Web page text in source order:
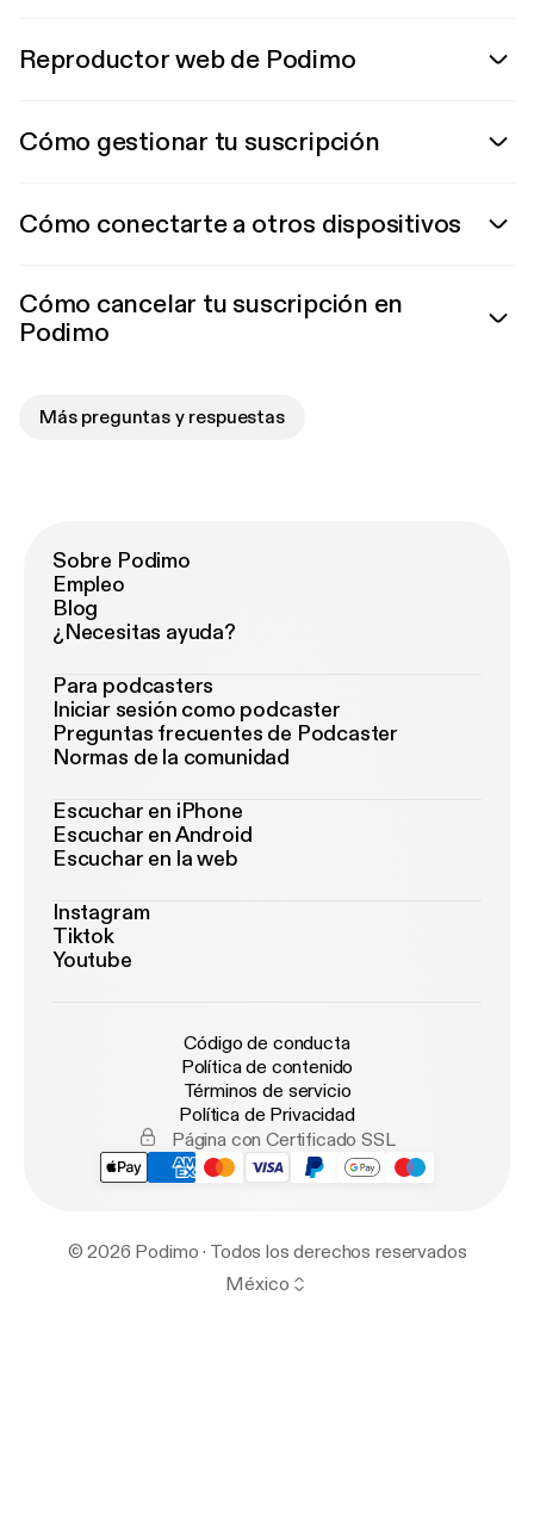
Reproductor web de Podimo
Cómo gestionar tu suscripción
Cómo conectarte a otros dispositivos
Cómo cancelar tu suscripción en
Podimo
Más preguntas y respuestas
Sobre Podimo
Empleo
Blog
¿Necesitas ayuda?
Para podcasters
Iniciar sesión como podcaster
Preguntas frecuentes de Podcaster
Normas de la comunidad
Escuchar en iPhone
Escuchar en Android
Escuchar en la web
Instagram
Tiktok
Youtube
Código de conducta
Política de contenido
Términos de servicio
Política de Privacidad
Página con Certificado SSL
© 2026 Podimo · Todos los derechos reservados
México